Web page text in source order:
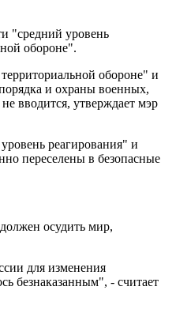
"средний уровень
обороне".
обороне" и
и охраны военных,
вводится, утверждает мэр
реагирования" и
переселены в безопасные
осудить мир,
для изменения
безнаказанным", - считает